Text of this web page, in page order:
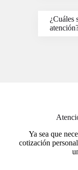
¿Cuáles
Ya sea que
cotización